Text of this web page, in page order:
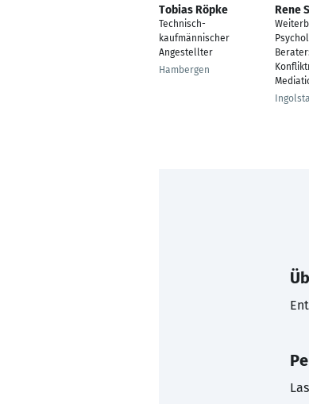
Tobias Röpke
Technisch-
kaufmännischer
Angestellter
Hambergen
Rene